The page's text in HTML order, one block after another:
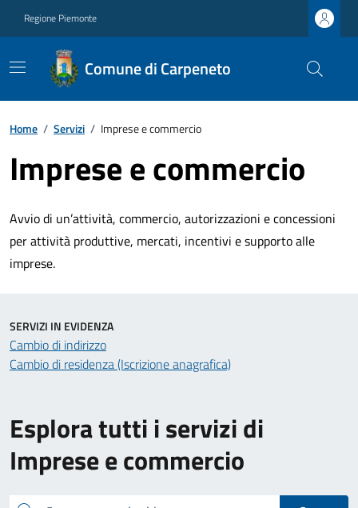
Regione Piemonte
Comune di Carpeneto
Home / Servizi / Imprese e commercio
Imprese e commercio
Avvio di un’attività, commercio, autorizzazioni e concessioni
per attività produttive, mercati, incentivi e supporto alle
imprese.
Esplora tutti i servizi di
Imprese e commercio
SERVIZI IN EVIDENZA
Cambio di indirizzo
Cambio di residenza (Iscrizione anagrafica)